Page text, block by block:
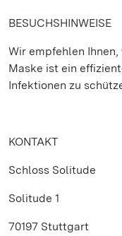
BESUCHSHINWEISE
Wir empfehlen
Maske ist ein
Infektionen zu
KONTAKT
Schloss Solitude
Solitude 1
70197 Stuttgart